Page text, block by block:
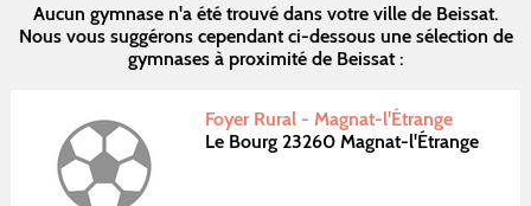
Aucun gymnase n'a été trouvé dans votre ville de Beissat.
Nous vous suggérons cependant ci-dessous une sélection de
gymnases à proximité de Beissat :
Foyer Rural - Magnat-l'Étrange
Le Bourg 23260 Magnat-l'Étrange